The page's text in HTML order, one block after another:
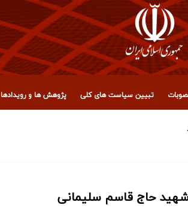
تبیین سیاست های کلی پژوهش ها و رویدادها
حضور میلیونی در تشییع رهبر شهید انقلاب
حاج قاسم سلیمانی